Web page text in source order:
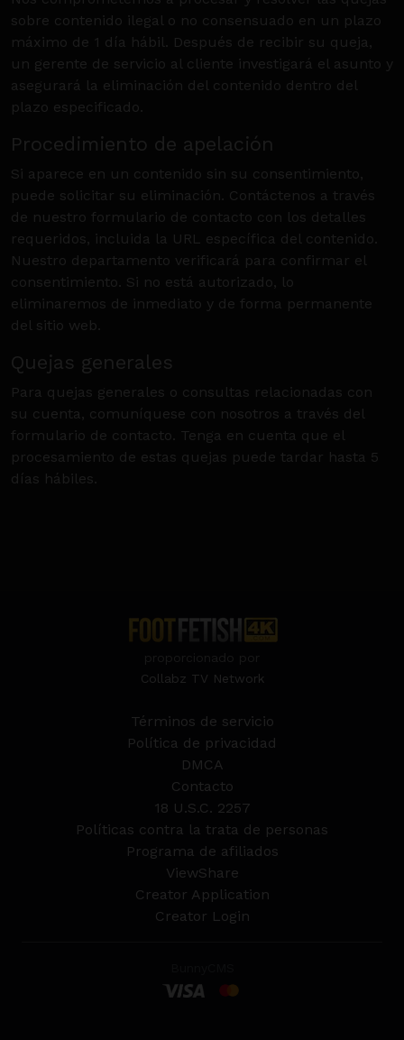
sobre contenido ilegal o no consensuado en un plazo
máximo de 1 día hábil. Después de recibir su queja,
un gerente de servicio al cliente investigará el asunto y
asegurará la eliminación del contenido dentro del
plazo especificado.
Procedimiento de apelación
Si aparece en un contenido sin su consentimiento,
puede solicitar su eliminación. Contáctenos a través
de nuestro formulario de contacto con los detalles
requeridos, incluida la URL específica del contenido.
Nuestro departamento verificará para confirmar el
consentimiento. Si no está autorizado, lo
eliminaremos de inmediato y de forma permanente
del sitio web.
Quejas generales
Para quejas generales o consultas relacionadas con
su cuenta, comuníquese con nosotros a través del
formulario de contacto. Tenga en cuenta que el
procesamiento de estas quejas puede tardar hasta 5
días hábiles.
Collabz TV Network
Términos de servicio
Política de privacidad
DMCA
Contacto
18 U.S.C. 2257
Políticas contra la trata de personas
Programa de afiliados
ViewShare
Creator Application
Creator Login